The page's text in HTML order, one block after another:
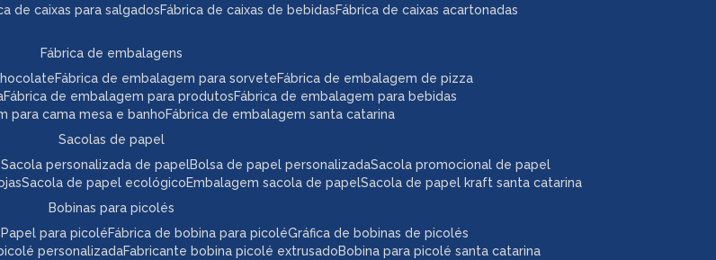
bobinas para picolés
papel para picolé
gráfica de bobinas de picolés
fabricante bobina picolé extrusado
personalizada
fábrica de bobina para picolé
bobina para picolé santa catarina
fábrica de caixas de bebidas
de caixas para salgados
fábrica de caixas acartonadas
fábrica de embalagens
fábrica de embalagem para sorvete fábrica de embalagem de pizza
fábrica de embalagem para produtos fábrica de embalagem para bebidas
para cama mesa e banho fábrica de embalagem santa catarina
sacolas de papel
sacola personalizada de papel bolsa de papel personalizada
sacola de papel ecológico
sacola promocional de papel
embalagem sacola de papel sacola de papel kraft santa catarina